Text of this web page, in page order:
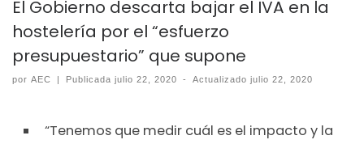
El Gobierno descarta bajar el IVA en la
hostelería por el “esfuerzo
presupuestario” que supone
por AEC Publicadajulio 22, 2020 - Actualizadojulio 22, 2020
“Tenemos que medir cuál es el impacto y la